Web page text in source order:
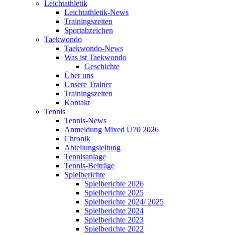
Leichtathletik
Leichtathletik-News
Trainingszeiten
Sportabzeichen
Taekwondo
Taekwondo-News
Was ist Taekwondo
Geschichte
Über uns
Unsere Trainer
Trainingszeiten
Kontakt
Tennis
Tennis-News
Anmeldung Mixed Ü70 2026
Chronik
Abteilungsleitung
Tennisanlage
Tennis-Beiträge
Spielberichte
Spielberichte 2026
Spielberichte 2025
Spielberichte 2024/ 2025
Spielberichte 2024
Spielberichte 2023
Spielberichte 2022